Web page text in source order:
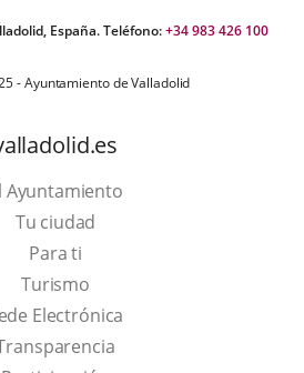
España. Teléfono:+34 983 426 100
- Ayuntamiento de Valladolid
Ayuntamiento
Tu ciudad
Para ti
TurismoThis
link
will
Electrónica